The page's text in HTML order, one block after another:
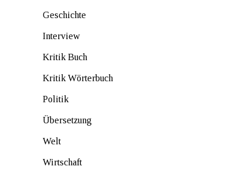
Geschichte
Interview
Kritik Buch
Kritik Wörterbuch
Politik
Übersetzung
Welt
Wirtschaft